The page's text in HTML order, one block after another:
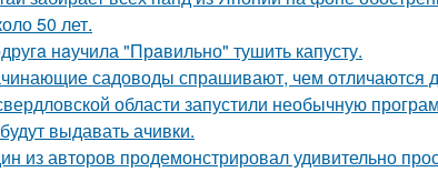
50 лет.
нaучила "Прaвильно" тушить капусту.
садоводы спрашивают, чем отличаются
области запустили необычную
выдавать ачивки.
из авторов продемонстрировал удивительно